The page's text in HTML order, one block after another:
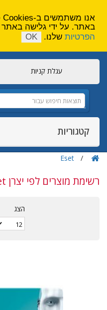
עגלת קניות
קטגוריות
Eset
רשימת מוצרים לפי יצרן Eset
הצג
באתר. על ידי גלישה
הפרטיות שלנו. OK